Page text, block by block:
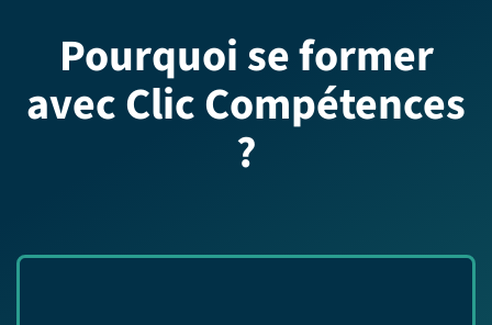
Pourquoi se former
avec Clic Compétences
?